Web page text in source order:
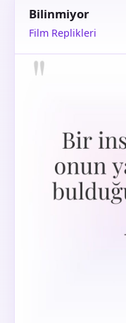
Bilinmiyor
Film Replikleri